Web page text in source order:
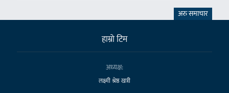
अरु समाचार
हाम्राे टिम
अध्यक्ष:
लक्ष्मी श्रेष्ठ खत्री